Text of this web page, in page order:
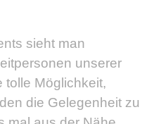
sieht man
unserer
tolle Möglichkeit,
die Gelegenheit zu